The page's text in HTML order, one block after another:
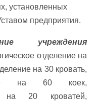
установленных
предприятия.
учреждения
отделение на
на 30 кровать,
на 60 коек,
на 20 кроватей,